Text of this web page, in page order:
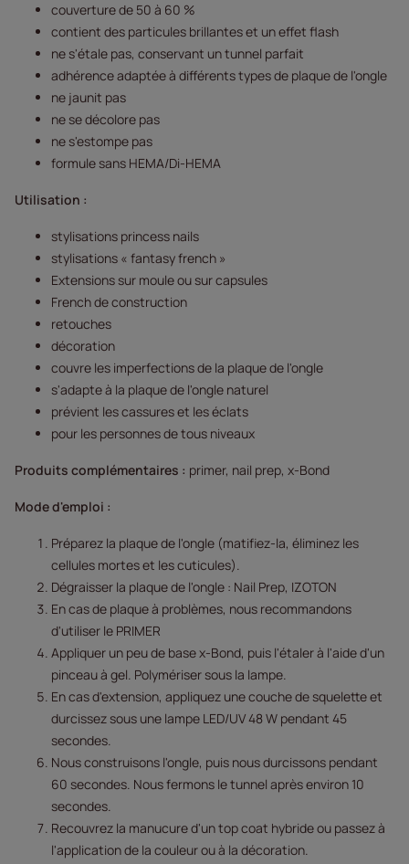
couverture de 50 à 60 %
contient des particules brillantes et un effet flash
ne s'étale pas, conservant un tunnel parfait
adhérence adaptée à différents types de plaque de l'ongle
ne jaunit pas
ne se décolore pas
ne s'estompe pas
formule sans HEMA/Di-HEMA
Utilisation :
stylisations princess nails
stylisations « fantasy french »
Extensions sur moule ou sur capsules
French de construction
retouches
décoration
couvre les imperfections de la plaque de l'ongle
s'adapte à la plaque de l'ongle naturel
prévient les cassures et les éclats
pour les personnes de tous niveaux
Produits complémentaires : primer, nail prep, x-Bond
Mode d'emploi :
Préparez la plaque de l'ongle (matifiez-la, éliminez les
cellules mortes et les cuticules).
Dégraisser la plaque de l'ongle : Nail Prep, IZOTON
En cas de plaque à problèmes, nous recommandons
d'utiliser le PRIMER
Appliquer un peu de base x-Bond, puis l'étaler à l'aide d'un
pinceau à gel. Polymériser sous la lampe.
En cas d'extension, appliquez une couche de squelette et
durcissez sous une lampe LED/UV 48 W pendant 45
secondes.
Nous construisons l'ongle, puis nous durcissons pendant
60 secondes. Nous fermons le tunnel après environ 10
secondes.
Recouvrez la manucure d'un top coat hybride ou passez à
l'application de la couleur ou à la décoration.